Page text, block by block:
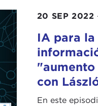
20 SEP 2022
IA para
con
En este